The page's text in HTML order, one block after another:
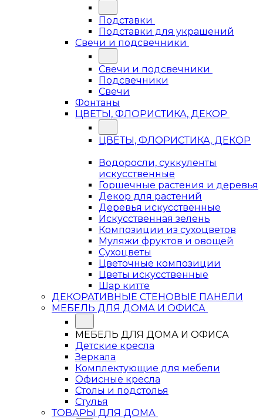
Подставки
Подставки для украшений
Свечи и подсвечники
Свечи и подсвечники
Подсвечники
Свечи
Фонтаны
ЦВЕТЫ, ФЛОРИСТИКА, ДЕКОР
ЦВЕТЫ, ФЛОРИСТИКА, ДЕКОР
Водоросли, суккуленты
искусственные
Горшечные растения и деревья
Декор для растений
Деревья искусственные
Искусственная зелень
Композиции из сухоцветов
Муляжи фруктов и овощей
Сухоцветы
Цветочные композиции
Цветы искусственные
Шар китте
ДЕКОРАТИВНЫЕ СТЕНОВЫЕ ПАНЕЛИ
МЕБЕЛЬ ДЛЯ ДОМА И ОФИСА
МЕБЕЛЬ ДЛЯ ДОМА И ОФИСА
Детские кресла
Зеркала
Комплектующие для мебели
Офисные кресла
Столы и подстолья
Стулья
ТОВАРЫ ДЛЯ ДОМА